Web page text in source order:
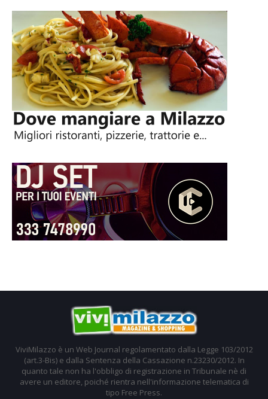
ViviMilazzo è un Web Journal regolamentato dalla Legge 103/2012
(art.3-Bis) e dalla Sentenza della Cassazione n.23230/2012. In
quanto tale non ha l'obbligo di registrazione in Tribunale nè di
avere un editore, poiché rientra nell'informazione telematica di
tipo Free Press.